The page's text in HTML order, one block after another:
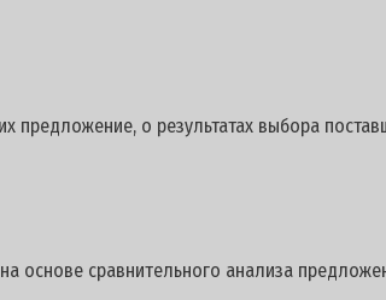
о результатах выбора
сравнительного анализа